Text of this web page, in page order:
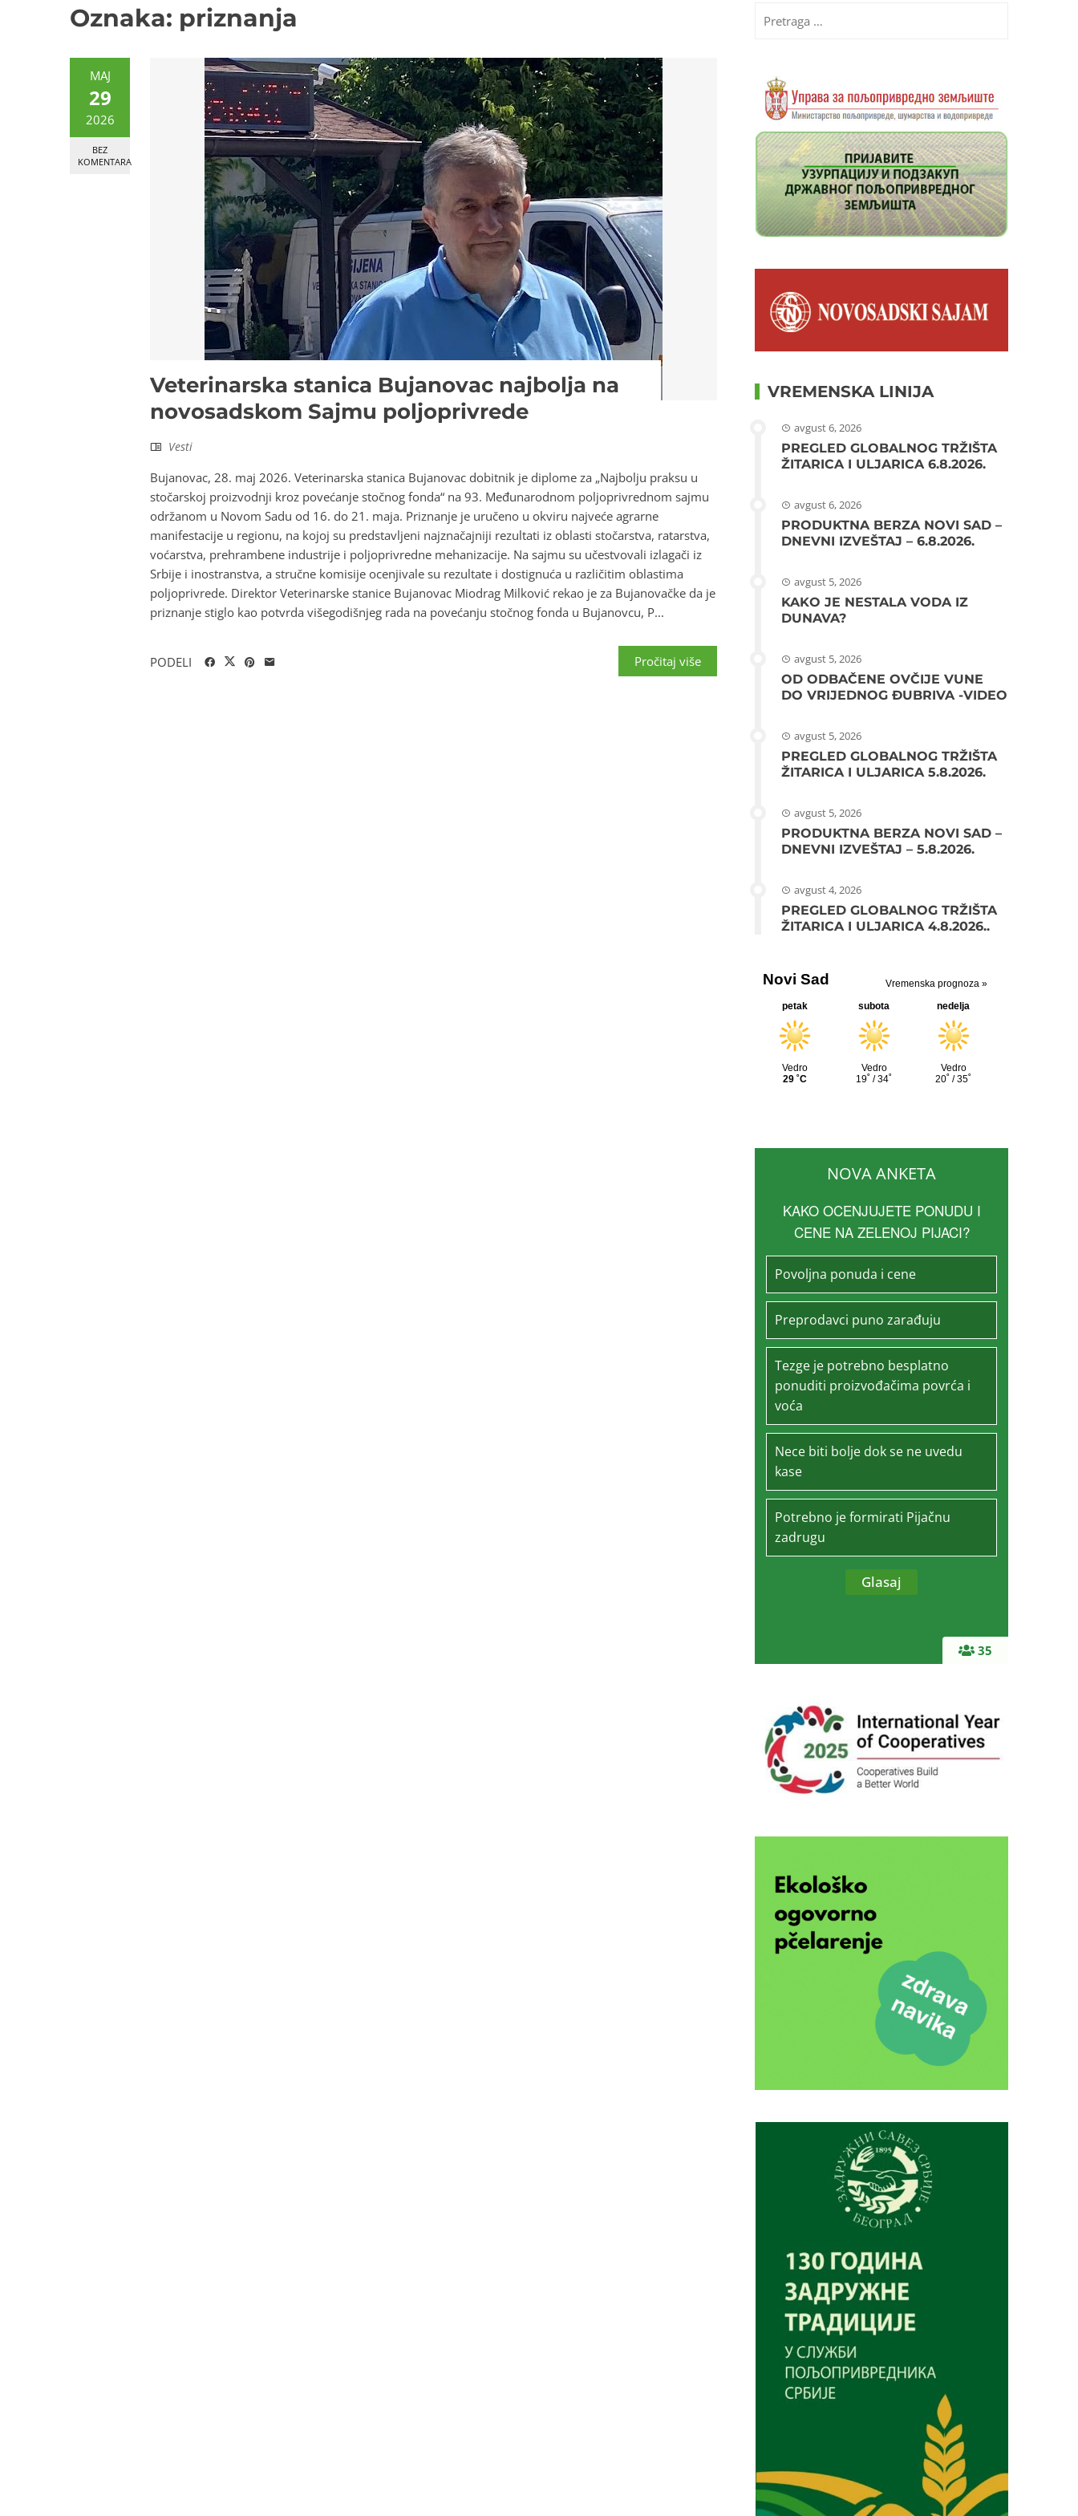
Oznaka: priznanja
MAJ
29
2026
BEZ
KOMENTARA
Veterinarska stanica Bujanovac najbolja na
novosadskom Sajmu poljoprivrede
Vesti
Bujanovac, 28. maj 2026. Veterinarska stanica Bujanovac dobitnik je diplome za „Najbolju praksu u
stočarskoj proizvodnji kroz povećanje stočnog fonda“ na 93. Međunarodnom poljoprivrednom sajmu
održanom u Novom Sadu od 16. do 21. maja. Priznanje je uručeno u okviru najveće agrarne
manifestacije u regionu, na kojoj su predstavljeni najznačajniji rezultati iz oblasti stočarstva, ratarstva,
voćarstva, prehrambene industrije i poljoprivredne mehanizacije. Na sajmu su učestvovali izlagači iz
Srbije i inostranstva, a stručne komisije ocenjivale su rezultate i dostignuća u različitim oblastima
poljoprivrede. Direktor Veterinarske stanice Bujanovac Miodrag Milković rekao je za Bujanovačke da je
priznanje stiglo kao potvrda višegodišnjeg rada na povećanju stočnog fonda u Bujanovcu, P...
Pročitaj više
PODELI
za:
VREMENSKA LINIJA
avgust 6, 2026
PREGLED GLOBALNOG TRŽIŠTA
ŽITARICA I ULJARICA 6.8.2026.
avgust 6, 2026
PRODUKTNA BERZA NOVI SAD –
DNEVNI IZVEŠTAJ – 6.8.2026.
avgust 5, 2026
KAKO JE NESTALA VODA IZ
DUNAVA?
avgust 5, 2026
OD ODBAČENE OVČIJE VUNE
DO VRIJEDNOG ĐUBRIVA -VIDEO
avgust 5, 2026
PREGLED GLOBALNOG TRŽIŠTA
ŽITARICA I ULJARICA 5.8.2026.
avgust 5, 2026
PRODUKTNA BERZA NOVI SAD –
DNEVNI IZVEŠTAJ – 5.8.2026.
avgust 4, 2026
PREGLED GLOBALNOG TRŽIŠTA
ŽITARICA I ULJARICA 4.8.2026..
35
NOVA ANKETA
KAKO OCENJUJETE PONUDU I
CENE NA ZELENOJ PIJACI?
Povoljna ponuda i cene
Preprodavci puno zarađuju
Tezge je potrebno besplatno
ponuditi proizvođačima povrća i
voća
Nece biti bolje dok se ne uvedu
kase
Potrebno je formirati Pijačnu
zadrugu